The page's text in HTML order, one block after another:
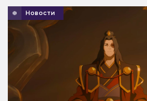
Новости